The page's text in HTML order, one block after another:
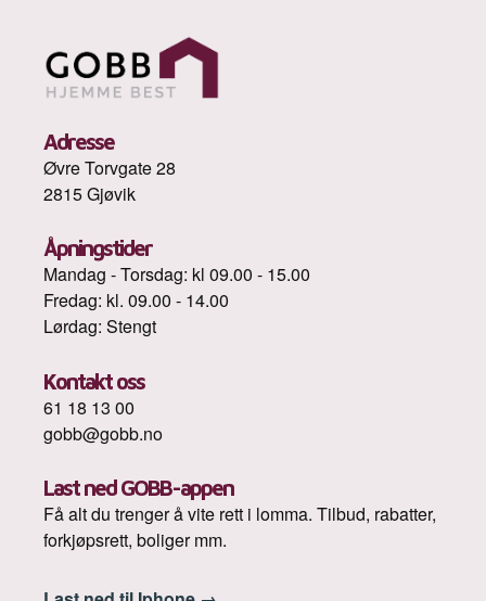
Adresse
Øvre Torvgate 28
2815 Gjøvik
Åpningstider
Mandag - Torsdag: kl 09.00 - 15.00
Fredag: kl. 09.00 - 14.00
Lørdag: Stengt
Kontakt oss
61 18 13 00
gobb@gobb.no
Last ned GOBB-appen
Få alt du trenger å vite rett i lomma. Tilbud, rabatter,
forkjøpsrett, boliger mm.